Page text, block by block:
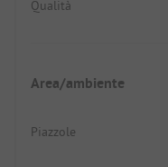
Qualità
Area/ambiente
Piazzole